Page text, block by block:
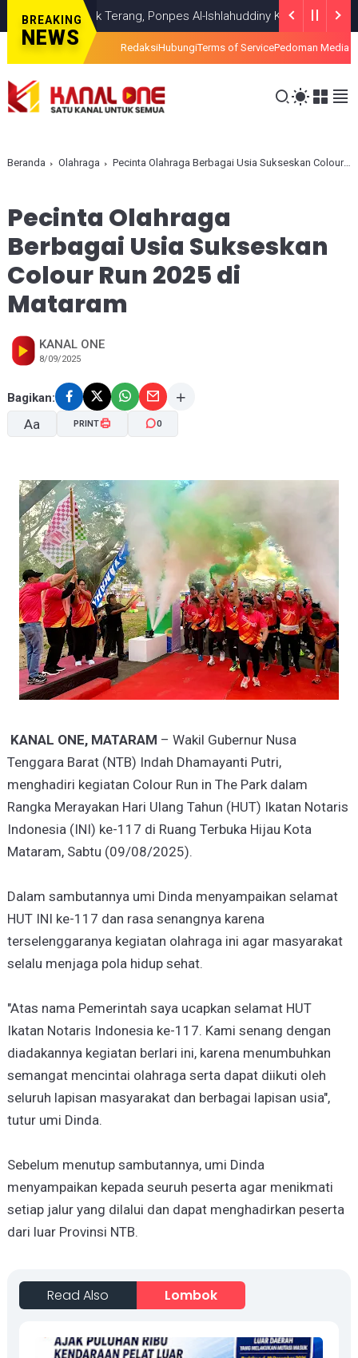
BREAKING
NEWS
Titik Terang, Ponpes Al-Ishlahuddiny Keluarkan Maklumlat
RedaksiHubungiTerms of ServicePedoman Media
Beranda Olahraga Pecinta Olahraga Berbagai Usia Sukseskan Colour Run 2025 di Mataram
Pecinta Olahraga
Berbagai Usia Sukseskan
Colour Run 2025 di
Mataram
KANAL ONE
8/09/2025
Bagikan:
Aa
A- A+
PRINT 0
KANAL ONE, MATARAM – Wakil Gubernur Nusa
Tenggara Barat (NTB) Indah Dhamayanti Putri,
menghadiri kegiatan Colour Run in The Park dalam
Rangka Merayakan Hari Ulang Tahun (HUT) Ikatan Notaris
Indonesia (INI) ke-117 di Ruang Terbuka Hijau Kota
Mataram, Sabtu (09/08/2025).
Dalam sambutannya umi Dinda menyampaikan selamat
HUT INI ke-117 dan rasa senangnya karena
terselenggaranya kegiatan olahraga ini agar masyarakat
selalu menjaga pola hidup sehat.
"Atas nama Pemerintah saya ucapkan selamat HUT
Ikatan Notaris Indonesia ke-117. Kami senang dengan
diadakannya kegiatan berlari ini, karena menumbuhkan
semangat mencintai olahraga serta dapat diikuti oleh
seluruh lapisan masyarakat dan berbagai lapisan usia",
tutur umi Dinda.
Sebelum menutup sambutannya, umi Dinda
menyampaikan kepada seuruh peserta agar menikmati
setiap jalur yang dilalui dan dapat menghadirkan peserta
dari luar Provinsi NTB.
Read Also Lombok